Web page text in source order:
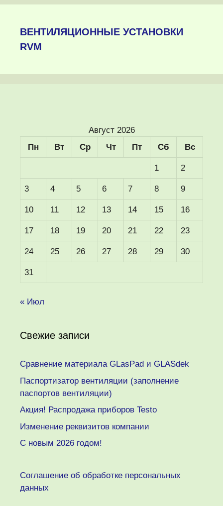
ВЕНТИЛЯЦИОННЫЕ УСТАНОВКИ
RVM
Август 2026
Пн
Вт Ср Чт Пт Сб Вс
1 2
3 4 5 6 7 8 9
10 11 12 13 14 15 16
17 18 19 20 21 22 23
24 25 26 27 28 29 30
31
« Июл
Свежие записи
Сравнение материала GLasPad и GLASdek
Паспортизатор вентиляции (заполнение
паспортов вентиляции)
Акция! Распродажа приборов Testo
Изменение реквизитов компании
C новым 2026 годом!
Соглашение об обработке персональных
данных